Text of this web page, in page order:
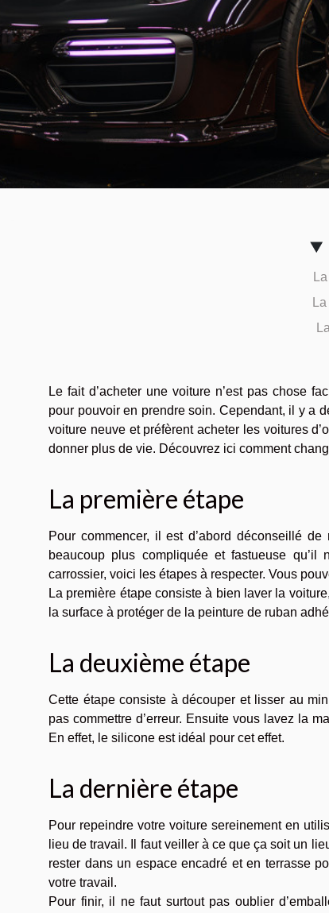
Le fait d’acheter une voiture n’est pas chose
pour pouvoir en prendre soin. Cependant, il y a
voiture neuve et préfèrent acheter les voitures
donner plus de vie. Découvrez ici comment
La première étape
Pour commencer, il est d’abord déconseillé
beaucoup plus compliquée et fastueuse qu’il
carrossier, voici les étapes à respecter. Vous
La première étape consiste à bien laver la
la surface à protéger de la peinture de ruban
La deuxième étape
Cette étape consiste à découper et lisser au
pas commettre d’erreur. Ensuite vous lavez la
En effet, le silicone est idéal pour cet effet.
La dernière étape
Pour repeindre votre voiture sereinement en
lieu de travail. Il faut veiller à ce que ça soit un
rester dans un espace encadré et en terrasse
votre travail.
Pour finir, il ne faut surtout pas oublier